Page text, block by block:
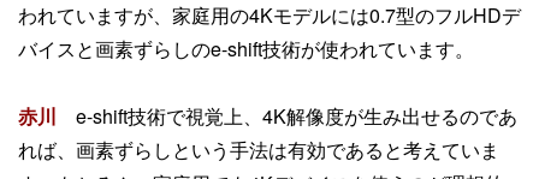
われていますが、家庭用の4Kモデルには0.7型のフルHDデ
バイスと画素ずらしのe-shift技術が使われています。
赤川 e-shift技術で視覚上、4K解像度が生み出せるのであ
れば、画素ずらしという手法は有効であると考えていま